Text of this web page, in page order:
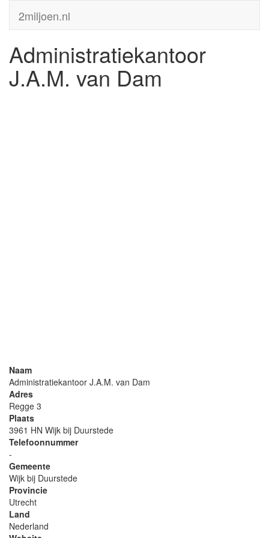
2miljoen.nl
Administratiekantoor
J.A.M. van Dam
Naam
Administratiekantoor J.A.M. van Dam
Adres
Regge 3
Plaats
3961 HN Wijk bij Duurstede
Telefoonnummer
-
Gemeente
Wijk bij Duurstede
Provincie
Utrecht
Land
Nederland